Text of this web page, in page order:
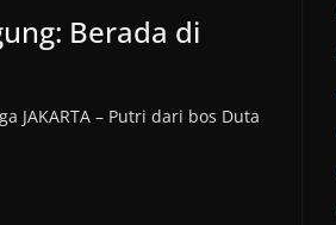
Berada di
JAKARTA – Putri dari bos Duta